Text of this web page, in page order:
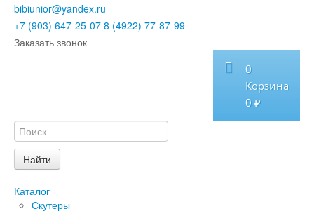
bibiunior@yandex.ru
+7 (903) 647-25-07 8 (4922) 77-87-99
Заказать звонок
0
Корзина
0 ₽
Каталог
Скутеры